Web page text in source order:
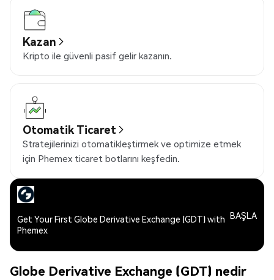
Kazan
Kripto ile güvenli pasif gelir kazanın.
Otomatik Ticaret
Stratejilerinizi otomatikleştirmek ve optimize etmek
için Phemex ticaret botlarını keşfedin.
Get Your First Globe Derivative Exchange (GDT) with
Phemex
BAŞLA
Globe Derivative Exchange (GDT) nedir